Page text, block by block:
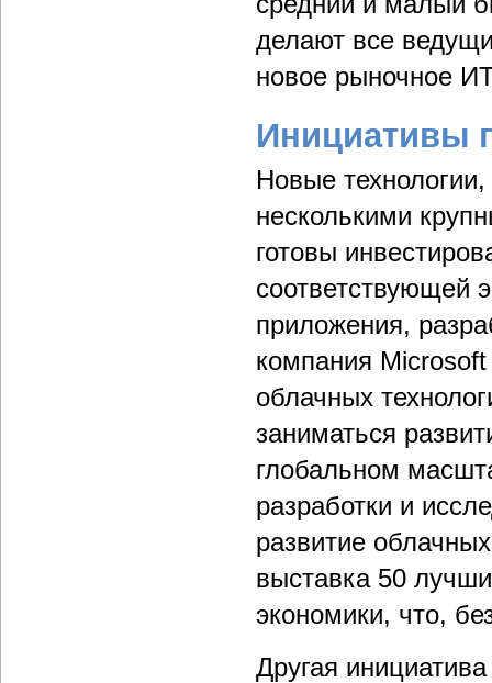
делают все
новое рыночное
Инициативы
Новые
несколькими
готовы
соответствующей
приложения,
компания
облачных
заниматься
глобальном
разработки и
развитие
выставка 50
экономики, что,
Другая